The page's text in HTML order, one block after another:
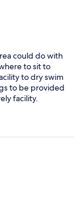
could do with
to sit to
to dry swim
to be provided
facility.